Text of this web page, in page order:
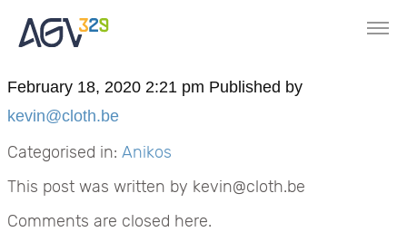
February 18, 2020 2:21 pm Published by
kevin@cloth.be
Categorised in: Anikos
This post was written by kevin@cloth.be
Comments are closed here.